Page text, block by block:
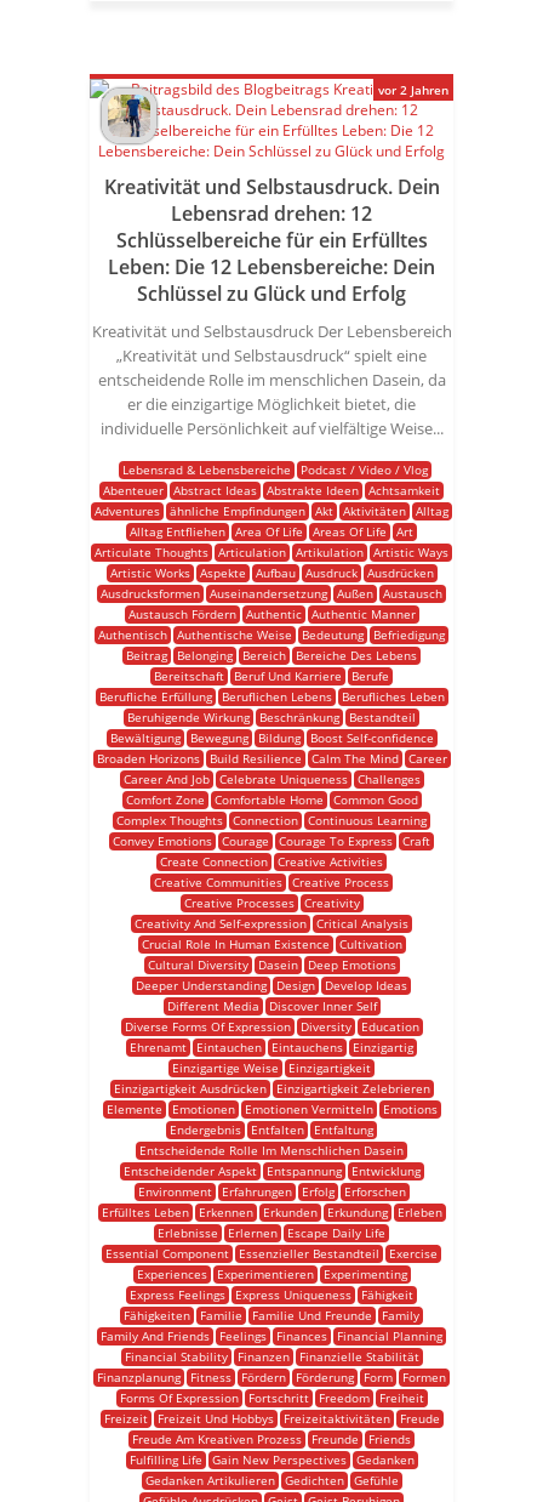
Kreativität und Selbstausdruck. Dein
Lebensrad drehen: 12
Schlüsselbereiche für ein Erfülltes
Leben: Die 12 Lebensbereiche: Dein
Schlüssel zu Glück und Erfolg
Kreativität und Selbstausdruck Der Lebensbereich
„Kreativität und Selbstausdruck“ spielt eine
entscheidende Rolle im menschlichen Dasein, da
er die einzigartige Möglichkeit bietet, die
individuelle Persönlichkeit auf vielfältige Weise...
Lebensrad & Lebensbereiche
Podcast / Video / Vlog
Abenteuer Abstract Ideas Abstrakte Ideen Achtsamkeit
Adventures ähnliche Empfindungen Akt Aktivitäten Alltag
Alltag Entfliehen Area Of Life Areas Of Life
Art
Articulate Thoughts Articulation Artikulation Artistic Ways
Artistic Works
Aspekte Aufbau Ausdruck
Ausdrücken
Ausdrucksformen Auseinandersetzung Außen Austausch
Austausch Fördern
Authentic
Authentic Manner
Authentisch Authentische Weise Bedeutung
Befriedigung
Beitrag
Belonging Bereich
Bereiche Des Lebens
Bereitschaft
Beruf Und Karriere
Berufe
Berufliche Erfüllung
Beruflichen Lebens
Berufliches Leben
Beruhigende Wirkung
Beschränkung
Bestandteil
Bewältigung
Bewegung Bildung
Boost Self-confidence
Broaden Horizons
Build Resilience Calm The Mind
Career
Career And Job
Celebrate Uniqueness
Challenges
Comfort Zone
Comfortable Home
Common Good
Complex Thoughts Connection Continuous Learning
Convey Emotions Courage Courage To Express Craft
Create Connection Creative Activities
Creative Communities Creative Process
Creative Processes
Creativity
Creativity And Self-expression Critical Analysis
Crucial Role In Human Existence
Cultivation
Cultural Diversity
Dasein
Deep Emotions
Deeper Understanding
Design
Develop Ideas
Different Media
Discover Inner Self
Diverse Forms Of Expression
Diversity
Education
Ehrenamt
Eintauchen Eintauchens
Einzigartig
Einzigartige Weise
Einzigartigkeit
Einzigartigkeit Ausdrücken
Einzigartigkeit Zelebrieren
Elemente
Emotionen Emotionen Vermitteln
Emotions
Endergebnis
Entfalten
Entfaltung
Entscheidende Rolle Im Menschlichen Dasein
Entscheidender Aspekt
Entspannung
Entwicklung
Environment
Erfahrungen Erfolg
Erforschen
Erfülltes Leben
Erkennen Erkunden Erkundung
Erleben
Erlebnisse
Erlernen
Escape Daily Life
Essential Component
Essenzieller Bestandteil
Exercise
Experiences
Experimentieren
Experimenting
Express Feelings
Express Uniqueness
Fähigkeit
Fähigkeiten
Familie Familie Und Freunde
Family
Family And Friends
Feelings Finances
Financial Planning
Financial Stability
Finanzen
Finanzielle Stabilität
Finanzplanung
Fitness Fördern Förderung Form
Formen
Forms Of Expression
Fortschritt Freedom
Freiheit
Freizeit
Freizeit Und Hobbys Freizeitaktivitäten
Freude
Freude Am Kreativen Prozess
Freunde
Friends
Fulfilling Life
Gain New Perspectives
Gedanken
Gedanken Artikulieren
Gedichten
Gefühle
vor 2 Jahren